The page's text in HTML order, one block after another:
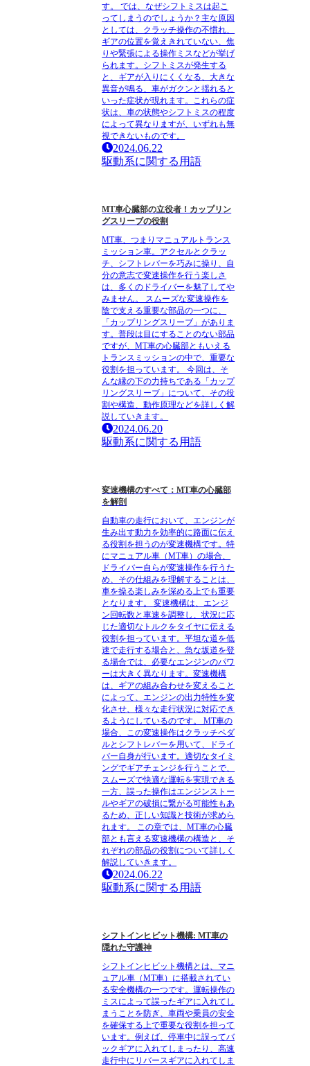
す。 では、なぜシフトミスは起こ
ってしまうのでしょうか？主な原因
としては、クラッチ操作の不慣れ、
ギアの位置を覚えきれていない、焦
りや緊張による操作ミスなどが挙げ
られます。シフトミスが発生する
と、ギアが入りにくくなる、大きな
異音が鳴る、車がガクンと揺れると
いった症状が現れます。これらの症
状は、車の状態やシフトミスの程度
によって異なりますが、いずれも無
視できないものです。
2024.06.22
駆動系に関する用語
MT車心臓部の立役者！カップリン
グスリーブの役割
MT車、つまりマニュアルトランス
ミッション車。アクセルとクラッ
チ、シフトレバーを巧みに操り、自
分の意志で変速操作を行う楽しさ
は、多くのドライバーを魅了してや
みません。 スムーズな変速操作を
陰で支える重要な部品の一つに、
「カップリングスリーブ」がありま
す。普段は目にすることのない部品
ですが、MT車の心臓部ともいえる
トランスミッションの中で、重要な
役割を担っています。 今回は、そ
んな縁の下の力持ちである「カップ
リングスリーブ」について、その役
割や構造、動作原理などを詳しく解
説していきます。
2024.06.20
駆動系に関する用語
変速機構のすべて：MT車の心臓部
を解剖
自動車の走行において、エンジンが
生み出す動力を効率的に路面に伝え
る役割を担うのが変速機構です。特
にマニュアル車（MT車）の場合、
ドライバー自らが変速操作を行うた
め、その仕組みを理解することは、
車を操る楽しみを深める上でも重要
となります。 変速機構は、エンジ
ン回転数と車速を調整し、状況に応
じた適切なトルクをタイヤに伝える
役割を担っています。平坦な道を低
速で走行する場合と、急な坂道を登
る場合では、必要なエンジンのパワ
ーは大きく異なります。変速機構
は、ギアの組み合わせを変えること
によって、エンジンの出力特性を変
化させ、様々な走行状況に対応でき
るようにしているのです。 MT車の
場合、この変速操作はクラッチペダ
ルとシフトレバーを用いて、ドライ
バー自身が行います。適切なタイミ
ングでギアチェンジを行うことで、
スムーズで快適な運転を実現できる
一方、誤った操作はエンジンストー
ルやギアの破損に繋がる可能性もあ
るため、正しい知識と技術が求めら
れます。 この章では、MT車の心臓
部とも言える変速機構の構造と、そ
れぞれの部品の役割について詳しく
解説していきます。
2024.06.22
駆動系に関する用語
シフトインヒビット機構: MT車の
隠れた守護神
シフトインヒビット機構とは、マニ
ュアル車（MT車）に搭載されてい
る安全機構の一つです。運転操作の
ミスによって誤ったギアに入れてし
まうことを防ぎ、車両や乗員の安全
を確保する上で重要な役割を担って
います。例えば、停車中に誤ってバ
ックギアに入れてしまったり、高速
走行中にリバースギアに入れてしま